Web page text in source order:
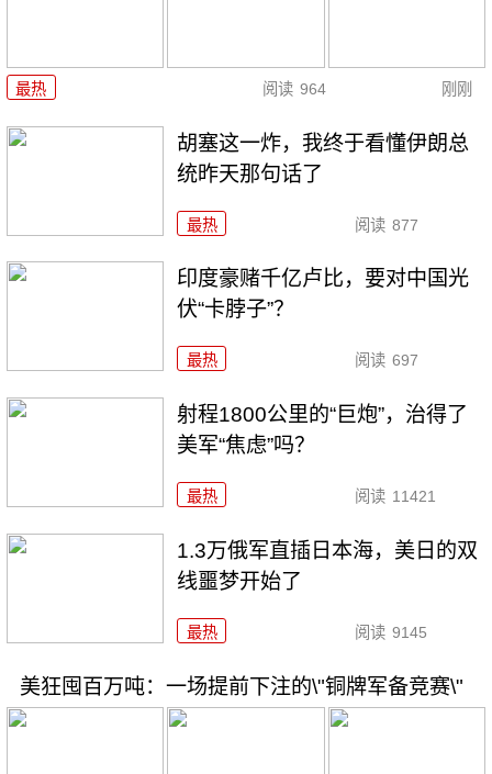
最热 阅读 964 刚刚
胡塞这一炸，我终于看懂伊朗总
统昨天那句话了
最热 阅读 877
印度豪赌千亿卢比，要对中国光
伏“卡脖子”？
最热 阅读 697
射程1800公里的“巨炮”，治得了
美军“焦虑”吗？
最热 阅读 11421
1.3万俄军直插日本海，美日的双
线噩梦开始了
最热 阅读 9145
美狂囤百万吨：一场提前下注的\"铜牌军备竞赛\"